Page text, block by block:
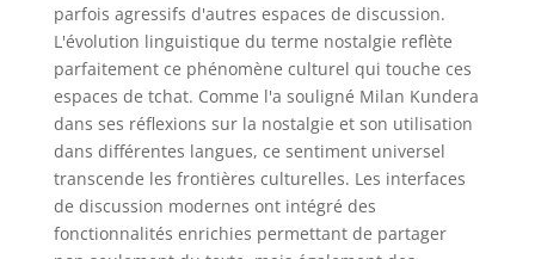
parfois agressifs d'autres espaces de discussion.
L'évolution linguistique du terme nostalgie reflète
parfaitement ce phénomène culturel qui touche ces
espaces de tchat. Comme l'a souligné Milan Kundera
dans ses réflexions sur la nostalgie et son utilisation
dans différentes langues, ce sentiment universel
transcende les frontières culturelles. Les interfaces
de discussion modernes ont intégré des
fonctionnalités enrichies permettant de partager